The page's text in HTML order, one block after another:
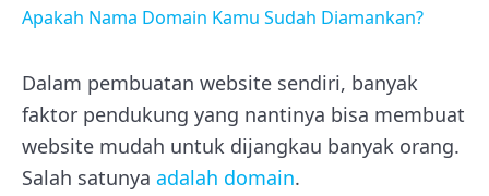
Apakah Nama Domain Kamu Sudah Diamankan?
Dalam pembuatan website sendiri, banyak
faktor pendukung yang nantinya bisa membuat
website mudah untuk dijangkau banyak orang.
Salah satunya adalah domain.